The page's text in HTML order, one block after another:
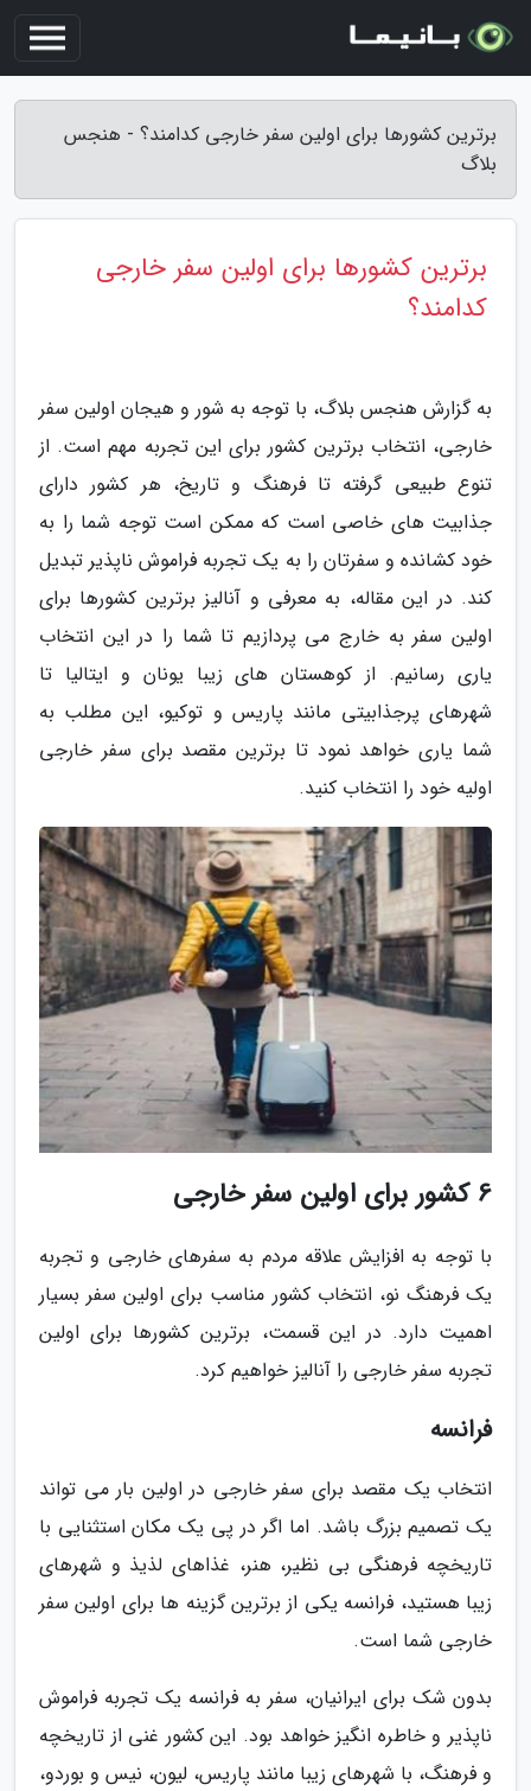
برترین کشورها برای اولین سفر خارجی کدامند؟ - هنجس
بلاگ
برترین کشورها برای اولین سفر خارجی
کدامند؟
به گزارش هنجس بلاگ، با توجه به شور و هیجان اولین سفر
خارجی، انتخاب برترین کشور برای این تجربه مهم است. از
تنوع طبیعی گرفته تا فرهنگ و تاریخ، هر کشور دارای
جذابیت های خاصی است که ممکن است توجه شما را به
خود کشانده و سفرتان را به یک تجربه فراموش ناپذیر تبدیل
کند. در این مقاله، به معرفی و آنالیز برترین کشورها برای
اولین سفر به خارج می پردازیم تا شما را در این انتخاب
یاری رسانیم. از کوهستان های زیبا یونان و ایتالیا تا
شهرهای پرجذابیتی مانند پاریس و توکیو، این مطلب به
شما یاری خواهد نمود تا برترین مقصد برای سفر خارجی
اولیه خود را انتخاب کنید.
6 کشور برای اولین سفر خارجی
با توجه به افزایش علاقه مردم به سفرهای خارجی و تجربه
یک فرهنگ نو، انتخاب کشور مناسب برای اولین سفر بسیار
اهمیت دارد. در این قسمت، برترین کشورها برای اولین
تجربه سفر خارجی را آنالیز خواهیم کرد.
فرانسه
انتخاب یک مقصد برای سفر خارجی در اولین بار می تواند
یک تصمیم بزرگ باشد. اما اگر در پی یک مکان استثنایی با
تاریخچه فرهنگی بی نظیر، هنر، غذاهای لذیذ و شهرهای
زیبا هستید، فرانسه یکی از برترین گزینه ها برای اولین سفر
خارجی شما است.
بدون شک برای ایرانیان، سفر به فرانسه یک تجربه فراموش
ناپذیر و خاطره انگیز خواهد بود. این کشور غنی از تاریخچه
و فرهنگ، با شهرهای زیبا مانند پاریس، لیون، نیس و بوردو،